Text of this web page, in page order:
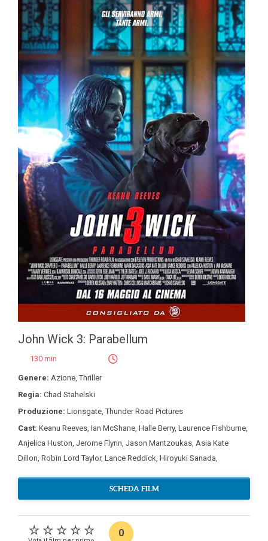
John Wick 3: Parabellum
130 min
Genere: Azione,Thriller
Regia: Chad Stahelski
Produzione: Lionsgate,Thunder Road Pictures
Cast: Keanu Reeves, Ian McShane, Halle Berry, Laurence Fishburne,
Anjelica Huston, Jerome Flynn, Jason Mantzoukas, Asia Kate
Dillon, Robin Lord Taylor, Lance Reddick, Hiroyuki Sanada,
SCHEDA FILM
0